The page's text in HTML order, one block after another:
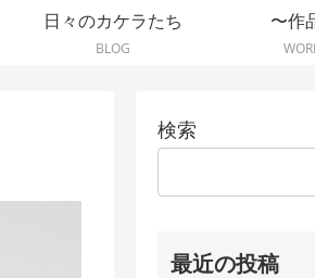
日々のカケラたち
BLOG
〜作
検索
最近の投稿